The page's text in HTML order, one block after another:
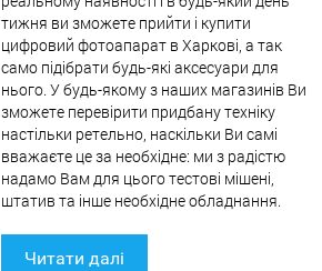
тижня ви зможете прийти і купити
цифровий фотоапарат в Харкові, а так
само підібрати будь-які аксесуари для
нього. У будь-якому з наших магазинів Ви
зможете перевірити придбану техніку
настільки ретельно, наскільки Ви самі
вважаєте це за необхідне: ми з радістю
надамо Вам для цього тестові мішені,
штатив та інше необхідне обладнання.
Читати далі